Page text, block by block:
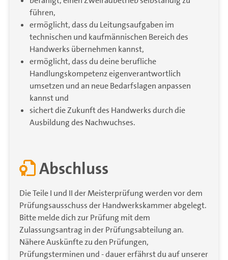
führen,
ermöglicht, dass du Leitungsaufgaben im
technischen und kaufmännischen Bereich des
Handwerks übernehmen kannst,
ermöglicht, dass du deine berufliche
Handlungskompetenz eigenverantwortlich
umsetzen und an neue Bedarfslagen anpassen
kannst und
sichert die Zukunft des Handwerks durch die
Ausbildung des Nachwuchses.
Abschluss
Die Teile I und II der Meisterprüfung werden vor dem
Prüfungsausschuss der Handwerkskammer abgelegt.
Bitte melde dich zur Prüfung mit dem
Zulassungsantrag in der Prüfungsabteilung an.
Nähere Auskünfte zu den Prüfungen,
Prüfungsterminen und - dauer erfährst du auf unserer